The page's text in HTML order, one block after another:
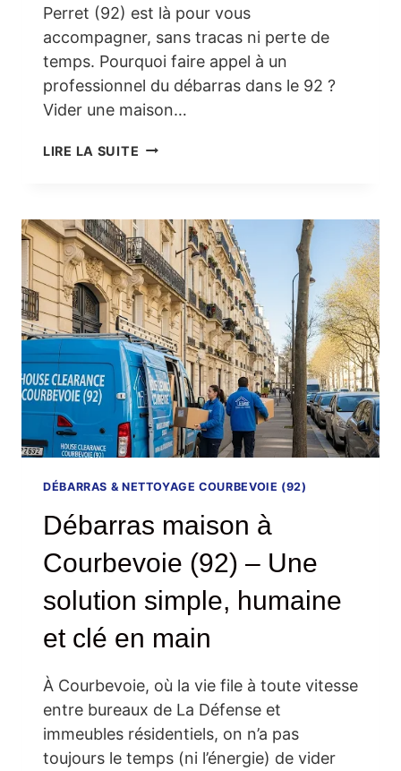
Perret (92) est là pour vous
accompagner, sans tracas ni perte de
temps. Pourquoi faire appel à un
professionnel du débarras dans le 92 ?
Vider une maison…
LIRE LA SUITE DÉBARRAS
PERRET
(92)
:
UNE
SOLUTION
RAPIDE,
EFFICACE
ET
SANS
STRESS
DÉBARRAS & NETTOYAGE COURBEVOIE (92)
Débarras maison à
Courbevoie (92) – Une
solution simple, humaine
et clé en main
À Courbevoie, où la vie file à toute vitesse
entre bureaux de La Défense et
immeubles résidentiels, on n’a pas
toujours le temps (ni l’énergie) de vider